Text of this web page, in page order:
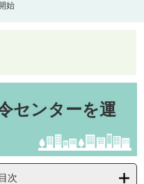
始
センターを運
次